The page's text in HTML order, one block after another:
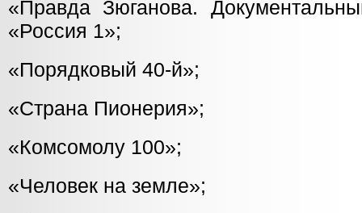
«Правда Зюганова.
«Россия 1»;
«Порядковый 40-й»;
«Страна Пионерия»;
«Комсомолу 100»;
«Человек на земле»;